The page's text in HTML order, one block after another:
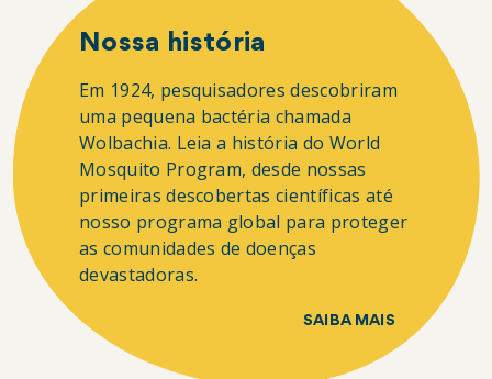
Nossa história
Em 1924, pesquisadores descobriram
uma pequena bactéria chamada
Wolbachia. Leia a história do World
Mosquito Program, desde nossas
primeiras descobertas científicas até
nosso programa global para proteger
as comunidades de doenças
devastadoras.
SAIBA MAIS